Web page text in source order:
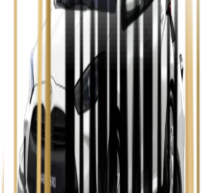
Opel Insignia
Seat Leon
Skoda Fabia
Zobacz
Skoda Kamiq
Zobacz
Skoda Octavia